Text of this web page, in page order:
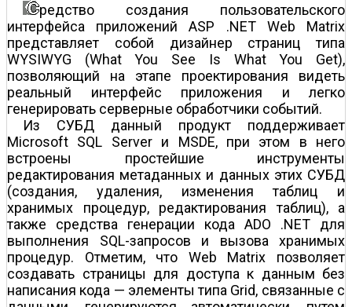
редство создания пользовательского
интерфейса приложений ASP .NET Web Matrix
представляет собой дизайнер страниц типа
WYSIWYG (What You See Is What You Get),
позволяющий на этапе проектирования видеть
реальный интерфейс приложения и легко
генерировать серверные обработчики событий.
Из СУБД данный продукт поддерживает
Microsoft SQL Server и MSDE, при этом в него
встроены простейшие инструменты
редактирования метаданных и данных этих СУБД
(создания, удаления, изменения таблиц и
хранимых процедур, редактирования таблиц), а
также средства генерации кода ADO .NET для
выполнения SQL-запросов и вызова хранимых
процедур. Отметим, что Web Matrix позволяет
создавать страницы для доступа к данным без
написания кода — элементы типа Grid, связанные с